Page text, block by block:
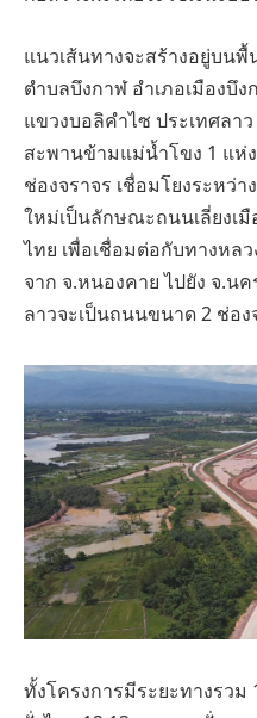
แนวเส้นทางจะสร้างอยู่บน
ตำบลบึงกาฬ อำเภอเมืองบึ
แขวงบอลิคำไซ ประเทศลา
สะพานข้ามแม่น้ำโขง 1 แห่
ช่องจราจร เชื่อมโยงระหว่
ใหม่เป็นลักษณะถนนเลี่ยงเมื
ไทย เพื่อเชื่อมต่อกับทางหล
จาก จ.หนองคาย ไปยัง จ.น
ลาวจะเป็นถนนขนาด 2 ช่อง
ทั้งโครงการมีระยะทางรวม